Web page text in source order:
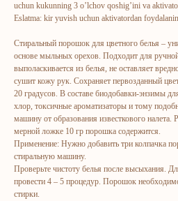
uchun kukunning 3 o’lchov qoshig’ini va
Eslatma: kir yuvish uchun aktivatordan
Стиральный порошок для цветного белья –
основе мыльных орехов. Подходит для
выполаскивается из белья, не оставляет
сушит кожу рук. Сохраняет первозданный
20 градусов. В составе биодобавки-энзимы
хлор, токсичные ароматизаторы и тому
машину от образования известкового налета.
мерной ложке 10 гр порошка содержится.
Применение: Нужно добавить три колпачка
стиральную машину.
Проверьте чистоту белья после высыхания.
провести 4 – 5 процедур. Порошок
стирки.
ERSAG
Bosh sahifa
Kompaniya haqida
Kontaktlar
Marketing
hamkorsayti
Katalog
Badlar va
Yuz va tana uchun
Sochlar uchun
Shaxsiy gigiyena
Ro'yxatdan o'tish
To‘lov va yetkazib berish